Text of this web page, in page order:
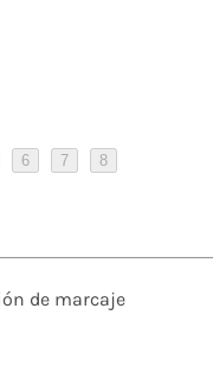
6 7 8
de marcaje